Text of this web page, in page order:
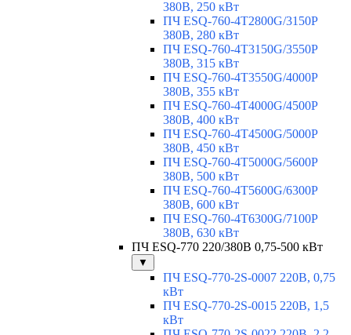
380В, 250 кВт
ПЧ ESQ-760-4T2800G/3150P
380В, 280 кВт
ПЧ ESQ-760-4T3150G/3550P
380В, 315 кВт
ПЧ ESQ-760-4T3550G/4000P
380В, 355 кВт
ПЧ ESQ-760-4T4000G/4500P
380В, 400 кВт
ПЧ ESQ-760-4T4500G/5000P
380В, 450 кВт
ПЧ ESQ-760-4T5000G/5600P
380В, 500 кВт
ПЧ ESQ-760-4T5600G/6300P
380В, 600 кВт
ПЧ ESQ-760-4T6300G/7100P
380В, 630 кВт
ПЧ ESQ-770 220/380В 0,75-500 кВт
▼
ПЧ ESQ-770-2S-0007 220В, 0,75
кВт
ПЧ ESQ-770-2S-0015 220В, 1,5
кВт